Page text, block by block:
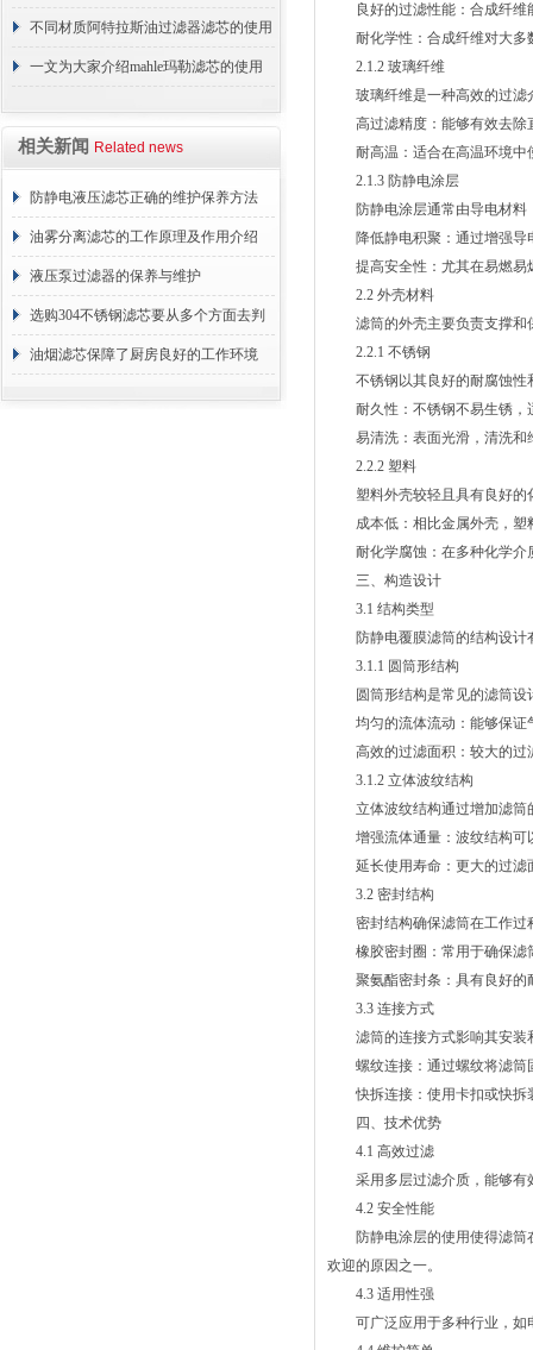
不同材质阿特拉斯油过滤器滤芯的使用
周期区别介绍
一文为大家介绍mahle玛勒滤芯的使用
相关新闻 Related news
防静电液压滤芯正确的维护保养方法
油雾分离滤芯的工作原理及作用介绍
液压泵过滤器的保养与维护
选购304不锈钢滤芯要从多个方面去判
断
油烟滤芯保障了厨房良好的工作环境
良好的过滤性能：合成纤维
耐化学性：合成纤维对大多
2.1.2 玻璃纤维
玻璃纤维是一种高效的过滤
高过滤精度：能够有效去除
耐高温：适合在高温环境中
2.1.3 防静电涂层
防静电涂层通常由导电材料
降低静电积聚：通过增强导
提高安全性：尤其在易燃易
2.2 外壳材料
滤筒的外壳主要负责支撑和
2.2.1 不锈钢
不锈钢以其良好的耐腐蚀性
耐久性：不锈钢不易生锈，
易清洗：表面光滑，清洗和
2.2.2 塑料
塑料外壳较轻且具有良好的化
成本低：相比金属外壳，塑
耐化学腐蚀：在多种化学介
三、构造设计
3.1 结构类型
防静电覆膜滤筒的结构设计
3.1.1 圆筒形结构
圆筒形结构是常见的滤筒设
均匀的流体流动：能够保证
高效的过滤面积：较大的过
3.1.2 立体波纹结构
立体波纹结构通过增加滤筒
增强流体通量：波纹结构可
延长使用寿命：更大的过滤
3.2 密封结构
密封结构确保滤筒在工作过
橡胶密封圈：常用于确保滤
聚氨酯密封条：具有良好的
3.3 连接方式
滤筒的连接方式影响其安装
螺纹连接：通过螺纹将滤筒
快拆连接：使用卡扣或快拆
四、技术优势
4.1 高效过滤
采用多层过滤介质，能够有
4.2 安全性能
防静电涂层的使用使得滤筒在
欢迎的原因之一。
4.3 适用性强
可广泛应用于多种行业，如